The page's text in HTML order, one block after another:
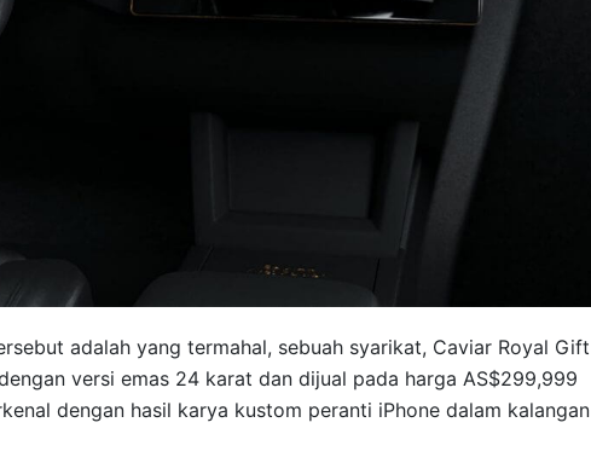
adalah yang termahal, sebuah syarikat, Caviar Royal Gift
versi emas 24 karat dan dijual pada harga AS$299,999
dengan hasil karya kustom peranti iPhone dalam kalangan